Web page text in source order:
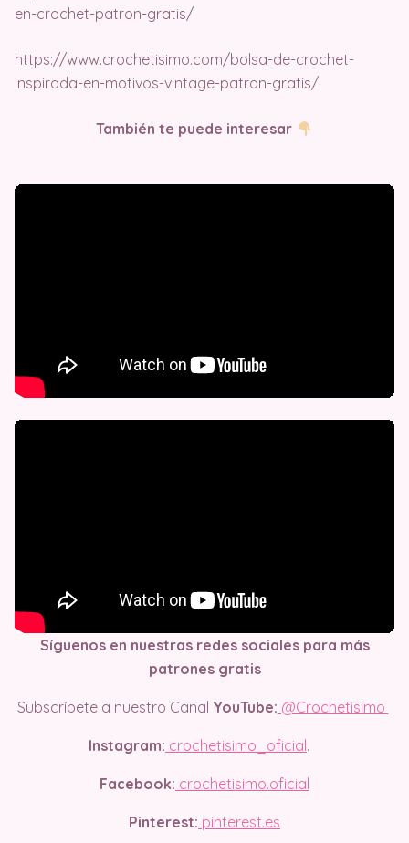
en-crochet-patron-gratis/
https://www.crochetisimo.com/bolsa-de-crochet-
inspirada-en-motivos-vintage-patron-gratis/
También te puede interesar
Síguenos en nuestras redes sociales para más
patrones gratis
Subscríbete a nuestro Canal YouTube: @Crochetisimo
Instagram: crochetisimo_oficial.
Facebook: crochetisimo.oficial
Pinterest: pinterest.es